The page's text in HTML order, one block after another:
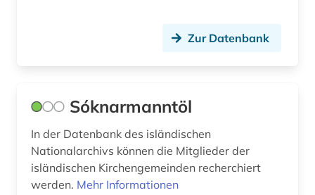
Zur Datenbank
Sóknarmanntöl
In der Datenbank des isländischen
Nationalarchivs können die Mitglieder der
isländischen Kirchengemeinden recherchiert
werden. Mehr Informationen